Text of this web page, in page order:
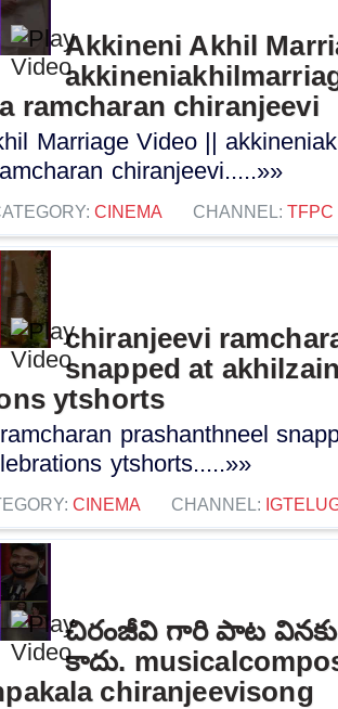
Akkineni Akhil
ramcharan chiranjeevi
Marriage Video ||
chiranjeevi.....»»
CINEMA CHANNEL: TFPC
chiranjeevi
snapped at
ytshorts
prashanthneel
ytshorts.....»»
CINEMA CHANNEL:
చిరంజీవి గారి పాట
కాదు.
chiranjeevisong